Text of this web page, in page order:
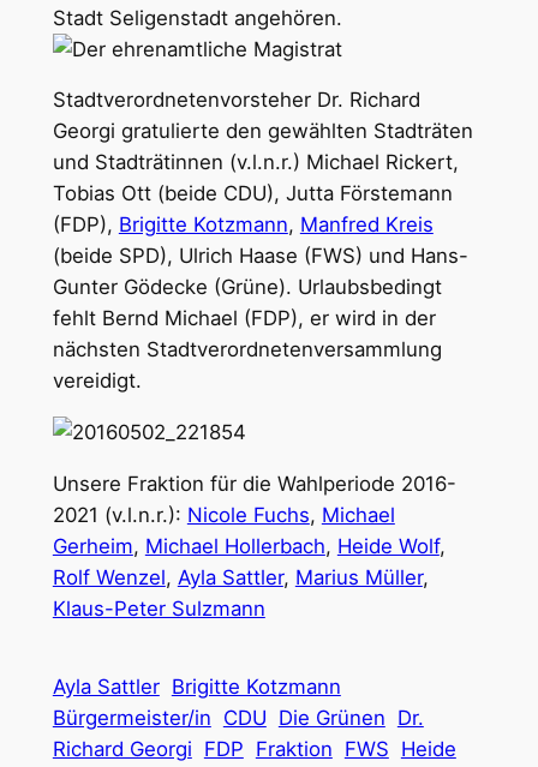
Stadt Seligenstadt angehören.
Stadtverordnetenvorsteher Dr. Richard
Georgi gratulierte den gewählten Stadträten
und Stadträtinnen (v.l.n.r.) Michael Rickert,
Tobias Ott (beide CDU), Jutta Förstemann
(FDP), Brigitte Kotzmann, Manfred Kreis
(beide SPD), Ulrich Haase (FWS) und Hans-
Gunter Gödecke (Grüne). Urlaubsbedingt
fehlt Bernd Michael (FDP), er wird in der
nächsten Stadtverordnetenversammlung
vereidigt.
Unsere Fraktion für die Wahlperiode 2016-
2021 (v.l.n.r.): Nicole Fuchs, Michael
Gerheim, Michael Hollerbach, Heide Wolf,
Rolf Wenzel, Ayla Sattler, Marius Müller,
Klaus-Peter Sulzmann
Ayla Sattler Brigitte Kotzmann
Bürgermeister/in CDU Die Grünen Dr.
Richard Georgi FDP Fraktion FWS Heide